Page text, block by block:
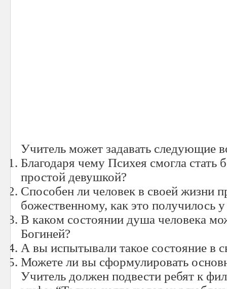
Учитель может задавать следующие
Благодаря чему Психея смогла стать
простой девушкой?
Способен ли человек в своей жизни
божественному, как это получилось
В каком состоянии душа человека
Богиней?
А вы испытывали такое состояние в
Можете ли вы сформулировать
Учитель должен подвести ребят к